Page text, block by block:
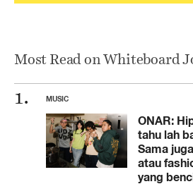
Most Read on Whiteboard
MUSIC
ONAR:
tahu lah
Sama
atau
yang